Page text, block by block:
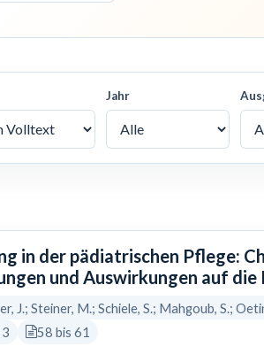
Jahr
in der pädiatrischen Pflege:
und Auswirkungen auf
J.; Steiner, M.; Schiele, S.; Mahgoub, S.;
58 bis 61